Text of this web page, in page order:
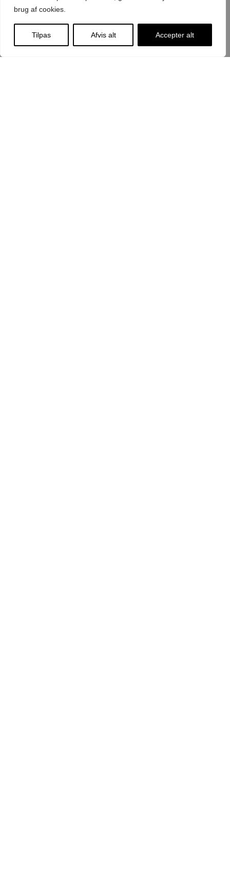
brug af cookies.
Tilpas Afvis alt Accepter alt
Ved tilmelding acceptere du at modtage emails med